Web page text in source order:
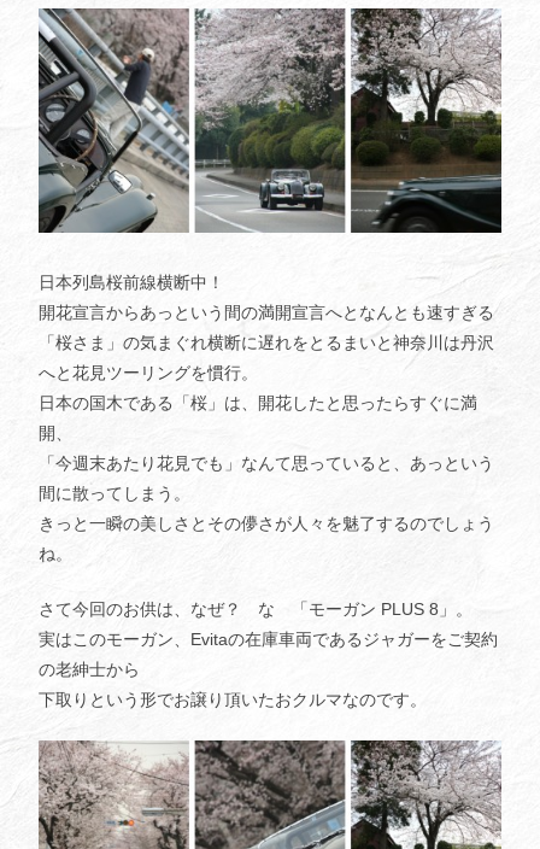
日本列島桜前線横断中！
開花宣言からあっという間の満開宣言へとなんとも速すぎる
「桜さま」の気まぐれ横断に遅れをとるまいと神奈川は丹沢
へと花見ツーリングを慣行。
日本の国木である「桜」は、開花したと思ったらすぐに満
開、
「今週末あたり花見でも」なんて思っていると、あっという
間に散ってしまう。
きっと一瞬の美しさとその儚さが人々を魅了するのでしょう
ね。
さて今回のお供は、なぜ？ な 「モーガン PLUS 8」。
実はこのモーガン、Evitaの在庫車両であるジャガーをご契約
の老紳士から
下取りという形でお譲り頂いたおクルマなのです。